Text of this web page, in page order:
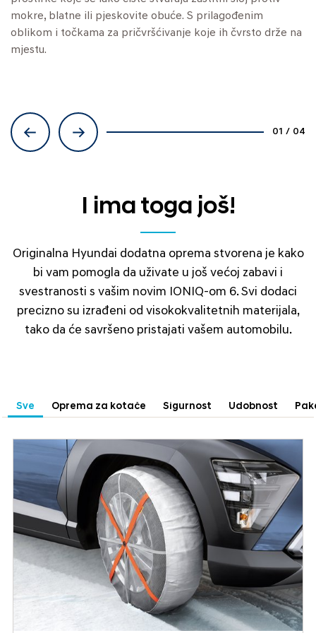
mokre, blatne ili pjeskovite obuće. S prilagođenim
oblikom i točkama za pričvršćivanje koje ih čvrsto drže na
mjestu.
vaš prtljažnik čistim.
i konvencionalni tepisi od velura. Izrađene su po mjeri
kako bi savršeno pristajale u prostor za noge, a na mjestu
ih drže standardne točke za pričvršćivanje i protuklizna
odgovarala čitavom nizu različitih transporta koji vam je
potreban za život.
01 / 04
I ima toga još!
Originalna Hyundai dodatna oprema stvorena je kako
bi vam pomogla da uživate u još većoj zabavi i
svestranosti s vašim novim IONIQ-om 6. Svi dodaci
precizno su izrađeni od visokokvalitetnih materijala,
tako da će savršeno pristajati vašem automobilu.
Sve Oprema za kotače Sigurnost Udobnost